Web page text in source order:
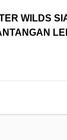
WILDS